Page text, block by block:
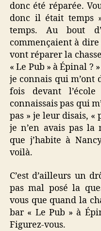
donc été réparée.
donc il était temps
temps. Au bout
commençaient à dire
vont réparer la
« Le Pub » à Épinal ?
je connais qui m’ont
fois devant
connaissais pas qui
pas » je leur disais, «
je n’en avais pas la
que j’habite à
voilà.
C’est d’ailleurs un
pas mal posé la
vous que quand la
bar « Le Pub » à
Figurez-vous.